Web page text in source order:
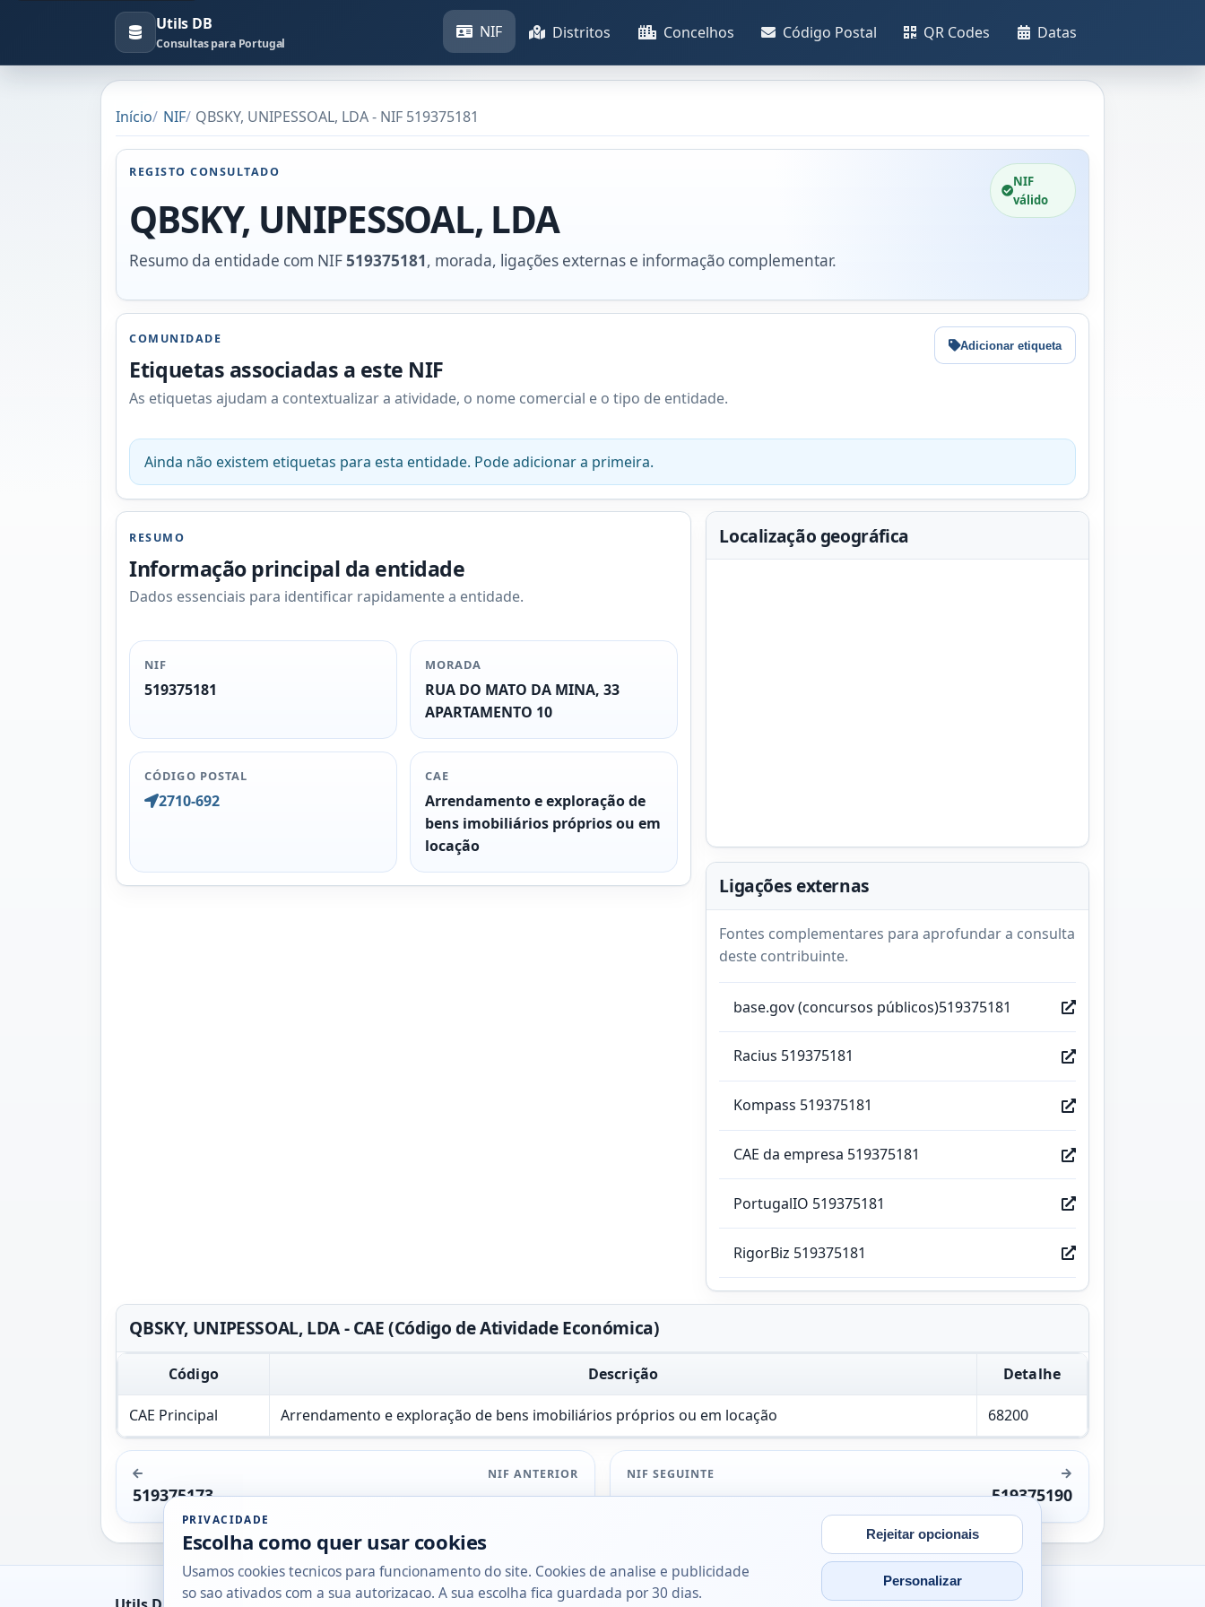
Utils DB
Consultas para Portugal
NIF Distritos Concelhos Código Postal QR Codes Datas
Início NIF QBSKY, UNIPESSOAL, LDA - NIF 519375181
REGISTO CONSULTADO
QBSKY, UNIPESSOAL, LDA
Resumo da entidade com NIF519375181, morada, ligações externas e informação complementar.
NIF
válido
COMUNIDADE
Etiquetas associadas a este NIF
As etiquetas ajudam a contextualizar a atividade, o nome comercial e o tipo de entidade.
Adicionar etiqueta
Ainda não existem etiquetas para esta entidade. Pode adicionar a primeira.
RESUMO
Informação principal da entidade
Dados essenciais para identificar rapidamente a entidade.
NIF
519375181
MORADA
RUA DO MATO DA MINA, 33
APARTAMENTO 10
CÓDIGO POSTAL
2710-692
CAE
Arrendamento e exploração de
bens imobiliários próprios ou em
locação
Localização geográfica
Ligações externas
Fontes complementares para aprofundar a consulta
deste contribuinte.
base.gov (concursos públicos)519375181
Racius 519375181
Kompass 519375181
CAE da empresa 519375181
PortugalIO 519375181
RigorBiz 519375181
QBSKY, UNIPESSOAL, LDA - CAE (Código de Atividade Económica)
Código Descrição Detalhe
CAE Principal Arrendamento e exploração de bens imobiliários próprios ou em locação 68200
NIF ANTERIOR
519375173
NIF SEGUINTE
519375190
PRIVACIDADE
Escolha como quer usar cookies
Usamos cookies tecnicos para funcionamento do site. Cookies de analise e publicidade
so sao ativados com a sua autorizacao. A sua escolha fica guardada por 30 dias.
Rejeitar opcionais
Personalizar